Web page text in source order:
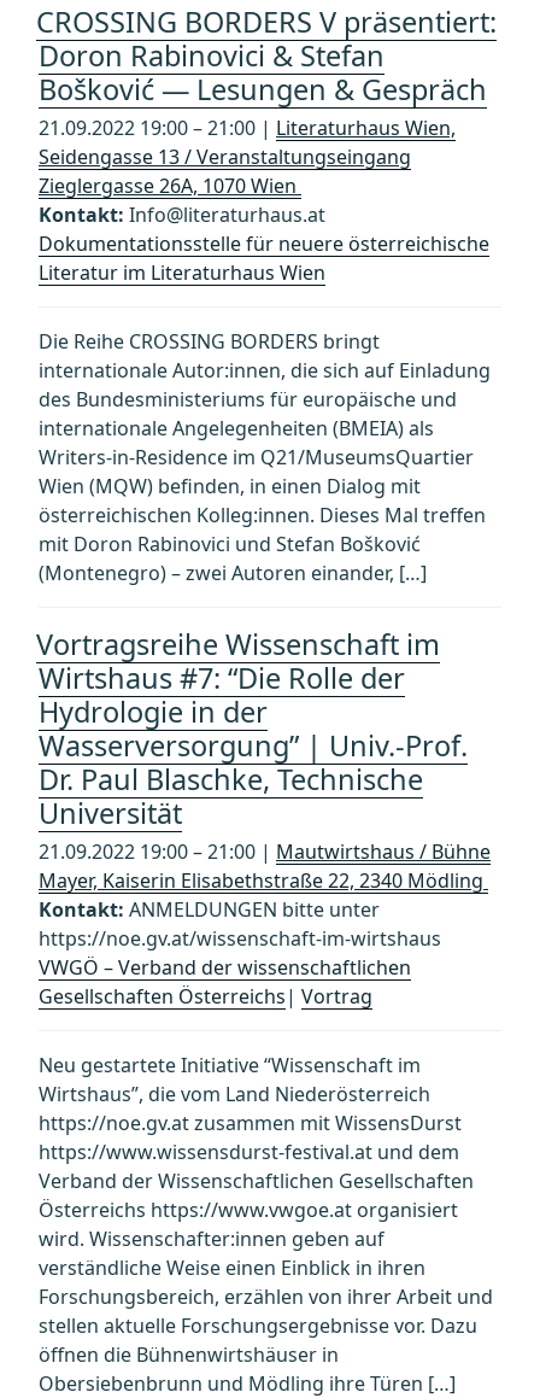
CROSSING BORDERS V präsentiert:
Doron Rabinovici & Stefan
Bošković — Lesungen & Gespräch
21.09.2022 19:00 – 21:00 | Literaturhaus Wien,
Seidengasse 13 / Veranstaltungseingang
Zieglergasse 26A, 1070 Wien
Kontakt: Info@literaturhaus.at
Dokumentationsstelle für neuere österreichische
Literatur im Literaturhaus Wien
Die Reihe CROSSING BORDERS bringt
internationale Autor:innen, die sich auf Einladung
des Bundesministeriums für europäische und
internationale Angelegenheiten (BMEIA) als
Writers-in-Residence im Q21/MuseumsQuartier
Wien (MQW) befinden, in einen Dialog mit
österreichischen Kolleg:innen. Dieses Mal treffen
mit Doron Rabinovici und Stefan Bošković
(Montenegro) – zwei Autoren einander, […]
Vortragsreihe Wissenschaft im
Wirtshaus #7: “Die Rolle der
Hydrologie in der
Wasserversorgung” | Univ.-Prof.
Dr. Paul Blaschke, Technische
Universität
21.09.2022 19:00 – 21:00 | Mautwirtshaus / Bühne
Mayer, Kaiserin Elisabethstraße 22, 2340 Mödling
Kontakt: ANMELDUNGEN bitte unter
https://noe.gv.at/wissenschaft-im-wirtshaus
VWGÖ – Verband der wissenschaftlichen
Gesellschaften Österreichs| Vortrag
Neu gestartete Initiative “Wissenschaft im
Wirtshaus”, die vom Land Niederösterreich
https://noe.gv.at zusammen mit WissensDurst
https://www.wissensdurst-festival.at und dem
Verband der Wissenschaftlichen Gesellschaften
Österreichs https://www.vwgoe.at organisiert
wird. Wissenschafter:innen geben auf
verständliche Weise einen Einblick in ihren
Forschungsbereich, erzählen von ihrer Arbeit und
stellen aktuelle Forschungsergebnisse vor. Dazu
öffnen die Bühnenwirtshäuser in
Obersiebenbrunn und Mödling ihre Türen […]